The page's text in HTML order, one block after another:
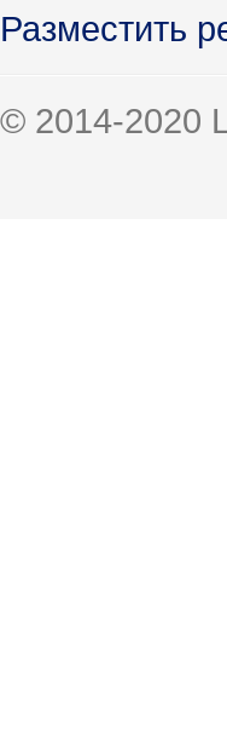
Разместить
© 2014-2020